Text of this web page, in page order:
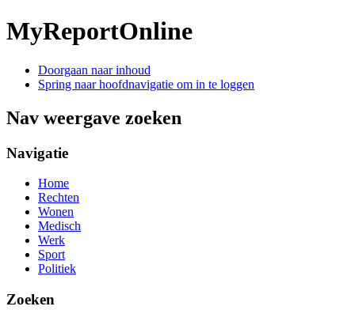
MyReportOnline
Doorgaan naar inhoud
Spring naar hoofdnavigatie om in te loggen
Nav weergave zoeken
Navigatie
Home
Rechten
Wonen
Medisch
Werk
Sport
Politiek
Zoeken